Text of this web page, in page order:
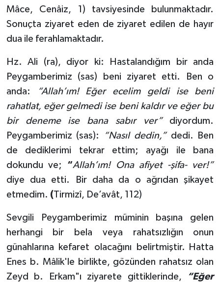
Mâce, Cenâiz, 1) tavsiyesinde bulunmaktadır.
Sonuçta ziyaret eden de ziyaret edilen de hayır
dua ile ferahlamaktadır.
Hz. Ali (ra), diyor ki: Hastalandığım bir anda
Peygamberimiz (sas) beni ziyaret etti. Ben o
anda:
“Allah’ım! Eğer ecelim geldi ise beni
rahatlat, eğer gelmedi ise beni kaldır ve eğer bu
bir deneme ise bana sabır ver”diyordum.
Peygamberimiz (sas):
“Nasıl dedin,”dedi. Ben
de dediklerimi tekrar ettim; ayağı ile bana
dokundu ve;
“Allah’ım! Ona afiyet -şifa- ver!”
diye dua etti. Bir daha da o ağrıdan şikayet
etmedim. (Tirmizî, De’avât, 112)
Sevgili Peygamberimiz müminin başına gelen
herhangi bir bela veya rahatsızlığın onun
günahlarına kefaret olacağını belirtmiştir.
Hatta
Enes b. Mâlik'le birlikte, gözünden rahatsız olan
Zeyd b. Erkam"ı ziyarete gittiklerinde,
“Eğer